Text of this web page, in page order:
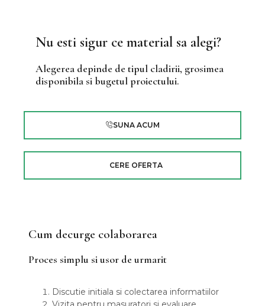
Nu esti sigur ce material sa alegi?
Alegerea depinde de tipul cladirii, grosimea
disponibila si bugetul proiectului.
SUNA ACUM
CERE OFERTA
Cum decurge colaborarea
Proces simplu si usor de urmarit
Discutie initiala si colectarea informatiilor